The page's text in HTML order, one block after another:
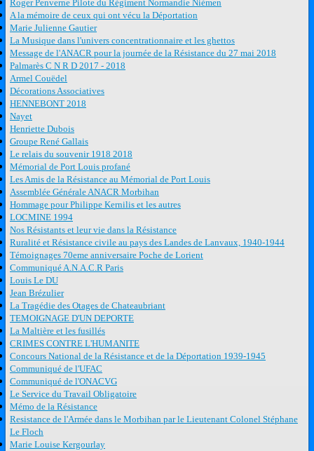
Roger Penverne Pilote du Régiment Normandie Niémen
A la mémoire de ceux qui ont vécu la Déportation
Marie Julienne Gautier
La Musique dans l'univers concentrationnaire et les ghettos
Message de l'ANACR pour la journée de la Résistance du 27 mai 2018
Palmarès C N R D 2017 - 2018
Armel Couëdel
Décorations Associatives
HENNEBONT 2018
Nayet
Henriette Dubois
Groupe René Gallais
Le relais du souvenir 1918 2018
Mémorial de Port Louis profané
Les Amis de la Résistance au Mémorial de Port Louis
Assemblée Générale ANACR Morbihan
Hommage pour Philippe Kernilis et les autres
LOCMINE 1994
Nos Résistants et leur vie dans la Résistance
Ruralité et Résistance civile au pays des Landes de Lanvaux, 1940-1944
Témoignages 70eme anniversaire Poche de Lorient
Communiqué A.N.A.C.R Paris
Louis Le DU
Jean Brézulier
La Tragédie des Otages de Chateaubriant
TEMOIGNAGE D'UN DEPORTE
La Maltière et les fusillés
CRIMES CONTRE L'HUMANITE
Concours National de la Résistance et de la Déportation 1939-1945
Communiqué de l'UFAC
Communiqué de l'ONACVG
Le Service du Travail Obligatoire
Mémo de la Résistance
Resistance de l'Armée dans le Morbihan par le Lieutenant Colonel Stéphane
Le Floch
Marie Louise Kergourlay